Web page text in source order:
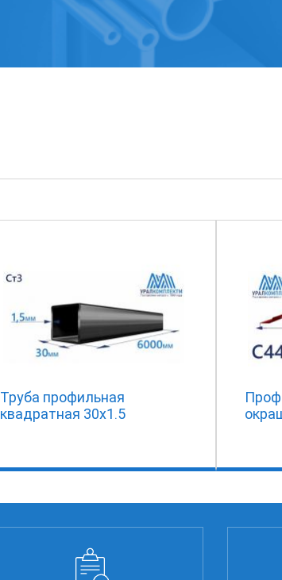
Труба профильная
квадратная 30х1.5